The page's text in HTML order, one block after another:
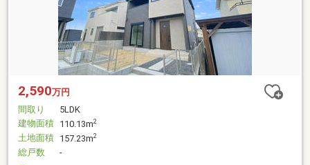
2,590万円
間取り
5LDK
建物面積 110.13m2
土地面積 157.23m2
総戸数
-